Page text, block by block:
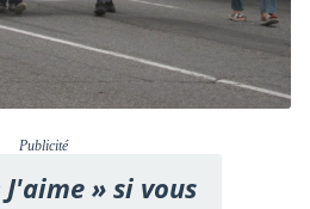
Publicité
» si vous